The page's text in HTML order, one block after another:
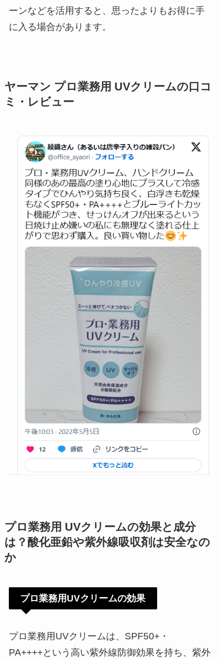
ーンなどを活用すると、思ったよりもお得に手
に入る場合があります。
ヤーマン プロ業務用 UVクリームの口コ
ミ・レビュー
プロ業務用 UVクリームの効果と成分
は？酸化亜鉛や紫外線吸収剤は安全なの
か
プロ業務用UVクリームの効果
プロ業務用UVクリームは、SPF50+・
PA++++という高い紫外線防御効果を持ち、紫外